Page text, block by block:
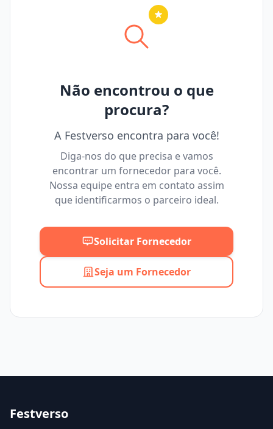
Máximo
Não encontrou o que
procura?
A Festverso encontra para você!
Diga-nos do que precisa e vamos
encontrar um fornecedor para você.
Nossa equipe entra em contato assim
que identificarmos o parceiro ideal.
Solicitar Fornecedor
Seja um Fornecedor
Festverso